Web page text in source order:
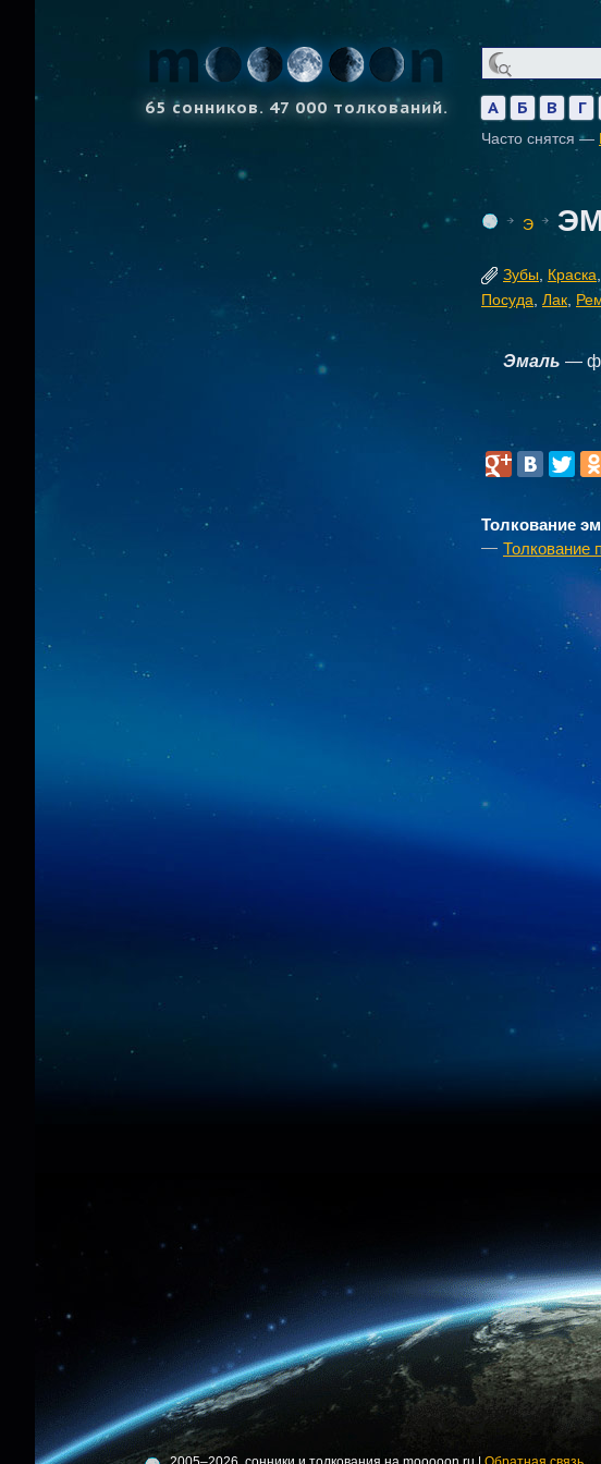
65 сонников. 47 000 толкований. А Б В Г
Часто снятся —
Э
Зубы Краска
Посуда Лак
Эмаль —
Толкование
Толкование